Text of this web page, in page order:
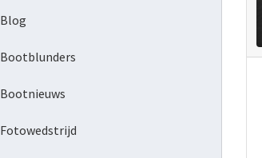
Blog
Bootblunders
Bootnieuws
Fotowedstrijd